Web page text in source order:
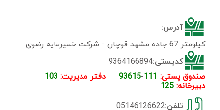
آدرس:
کیلومتر 67 جاده مشهد قوچان - شرکت خمیرمایه رضوی
کدپستی:9364166894
صندوق پستی: 111
-
93615 دفتر مدیریت:
دبیرخانه:
تلفن:05146126622